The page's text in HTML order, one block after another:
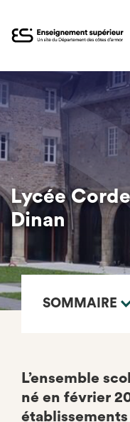
Aller
au
contenu
principal
Lycée
Dinan
SOMMAIRE
L’ensemble
né en février